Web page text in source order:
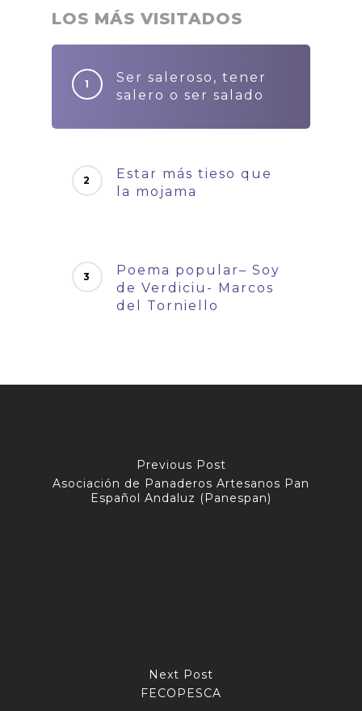
LOS MÁS VISITADOS
Ser saleroso, tener
salero o ser salado
Estar más tieso que
la mojama
Poema popular– Soy
de Verdiciu- Marcos
del Torniello
Previous Post
Asociación de Panaderos Artesanos Pan
Español Andaluz (Panespan)
Next Post
FECOPESCA